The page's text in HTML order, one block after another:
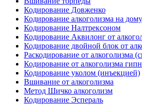
Кодирование Довженко
Кодирование алкоголизма на дому
Кодирование Налтрексоном
Кодирование Аквилонг от
Кодирование двойной блок от
Раскодирование от алкоголизма
Кодирование от алкоголизма
Кодирование уколом (инъекцией)
Вшивание от алкоголизма
Метод Шичко алкоголизм
Кодирование Эспераль